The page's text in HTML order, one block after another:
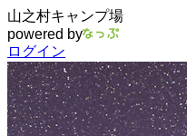
山之村キャンプ場
powered by
ログイン